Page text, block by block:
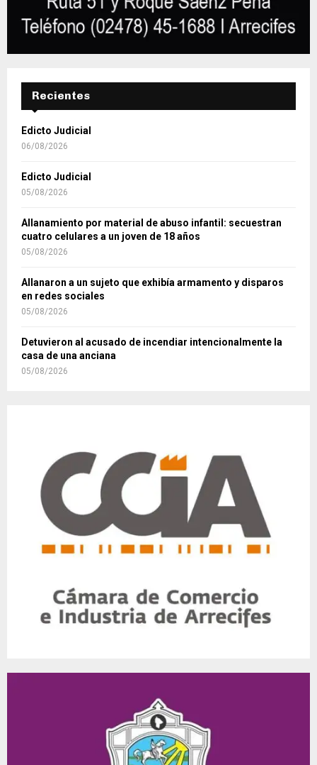
Recientes
Edicto Judicial
06/08/2026
Edicto Judicial
05/08/2026
Allanamiento por material de abuso infantil: secuestran
cuatro celulares a un joven de 18 años
05/08/2026
Allanaron a un sujeto que exhibía armamento y disparos
en redes sociales
05/08/2026
Detuvieron al acusado de incendiar intencionalmente la
casa de una anciana
05/08/2026